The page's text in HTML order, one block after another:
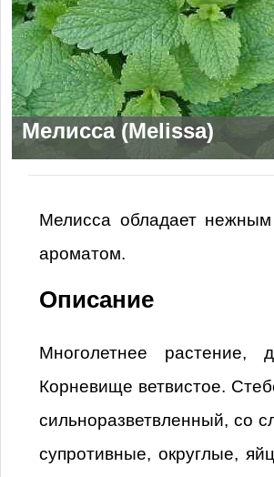
Мелисса (Melissa)
Мелисса обладает
ароматом.
Описание
Многолетнее
Корневище ветвистое.
сильноразветвленный, со
супротивные, округлые,